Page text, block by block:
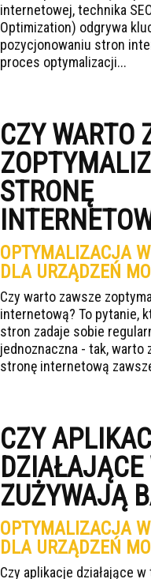
internetowej, technika
Optimization) odgrywa
pozycjonowaniu stron
proces optymalizacji...
CZY WARTO
STRONĘ
OPTYMALIZACJA
DLA URZĄDZEŃ
Czy warto zawsze
internetową? To pytanie,
stron zadaje sobie
jednoznaczna - tak, warto
stronę internetową
CZY
ZUŻYWAJĄ
OPTYMALIZACJA
DLA URZĄDZEŃ
Czy aplikacje działające